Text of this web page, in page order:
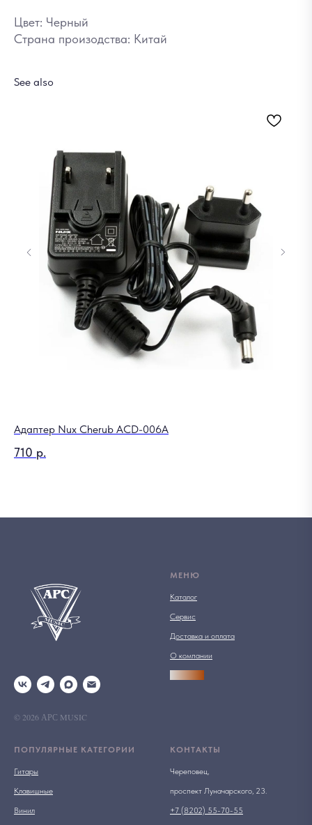
Цвет: Черный
Страна произодства: Китай
See also
Адаптер Nux Cherub ACD-006A
710 р.
© 2026 АРС MUSIC
МЕНЮ
Каталог
Сервис
Доставка и оплата
О компании
ПОПУЛЯРНЫЕ КАТЕГОРИИ
Гитары
Клавишные
Винил
КОНТАКТЫ
Череповец,
проспект Луначарского, 23.
+7 (8202) 55-70-55